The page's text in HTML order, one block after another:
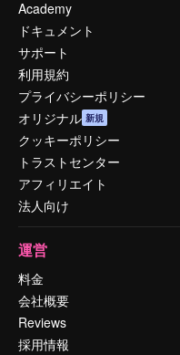
Academy
ドキュメント
サポート
利用規約
プライバシーポリシー
オリジナル 新規
クッキーポリシー
トラストセンター
アフィリエイト
法人向け
運営
料金
会社概要
Reviews
採用情報